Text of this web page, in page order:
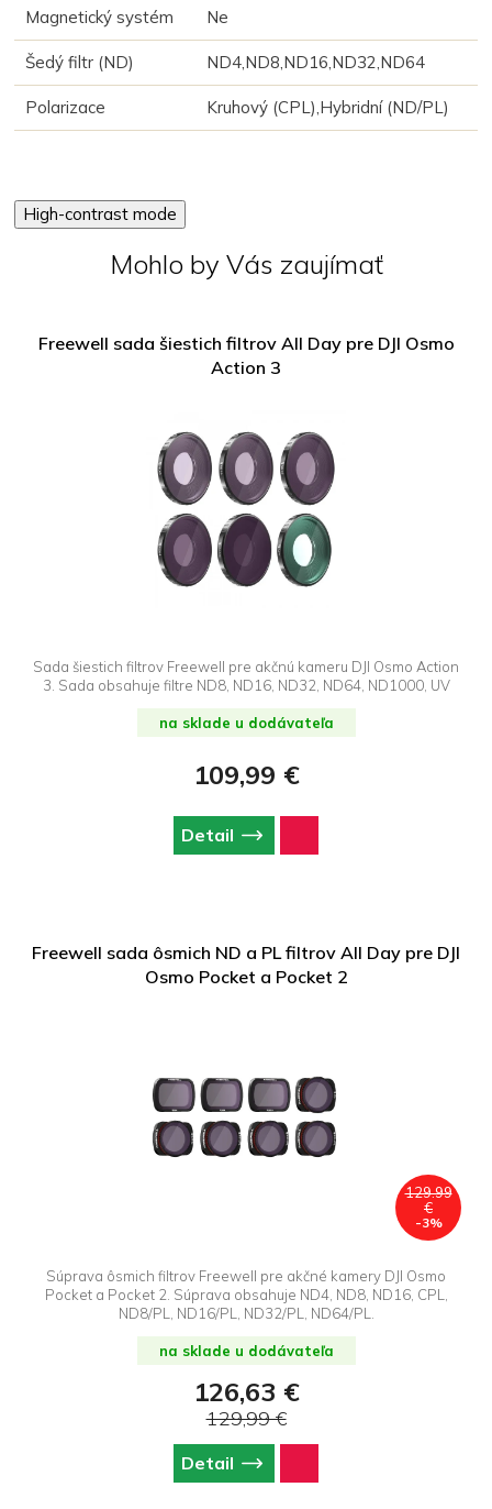
Magnetický systém Ne
Šedý filtr (ND) ND4,ND8,ND16,ND32,ND64
Polarizace Kruhový (CPL),Hybridní (ND/PL)
High-contrast mode
Mohlo by Vás zaujímať
Freewell sada šiestich filtrov All Day pre DJI Osmo
Action 3
Sada šiestich filtrov Freewell pre akčnú kameru DJI Osmo Action
3. Sada obsahuje filtre ND8, ND16, ND32, ND64, ND1000, UV
na sklade u dodávateľa
109,99 €
Detail
Freewell sada ôsmich ND a PL filtrov All Day pre DJI
Osmo Pocket a Pocket 2
129.99
€
-3%
Súprava ôsmich filtrov Freewell pre akčné kamery DJI Osmo
Pocket a Pocket 2. Súprava obsahuje ND4, ND8, ND16, CPL,
ND8/PL, ND16/PL, ND32/PL, ND64/PL.
na sklade u dodávateľa
126,63 €
129,99 €
Detail